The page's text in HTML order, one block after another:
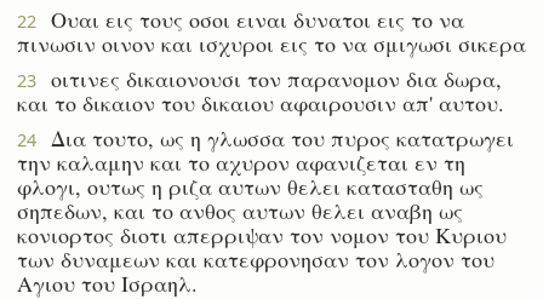
22
Ουαι εις τους οσοι ειναι δυνατοι εις το να
πινωσιν οινον και ισχυροι εις το να σμιγωσι σικερα
23
οιτινες δικαιονουσι τον παρανομον δια δωρα,
και το δικαιον του δικαιου αφαιρουσιν απ' αυτου.
24
Δια τουτο, ως η γλωσσα του πυρος κατατρωγει
την καλαμην και το αχυρον αφανιζεται εν τη
φλογι, ουτως η ριζα αυτων θελει κατασταθη ως
σηπεδων, και το ανθος αυτων θελει αναβη ως
κονιορτος διοτι απερριψαν τον νομον του Κυριου
των δυναμεων και κατεφρονησαν τον λογον του
Αγιου του Ισραηλ.